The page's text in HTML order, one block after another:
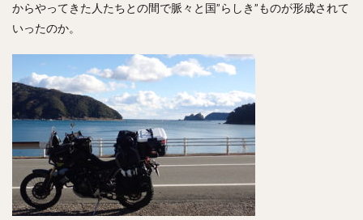
からやってきた人たちとの間で脈々と国”らしき”ものが形成されて
いったのか。